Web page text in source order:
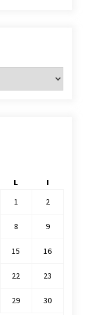
L
I
1
2
8 9
15 16
22 23
29 30